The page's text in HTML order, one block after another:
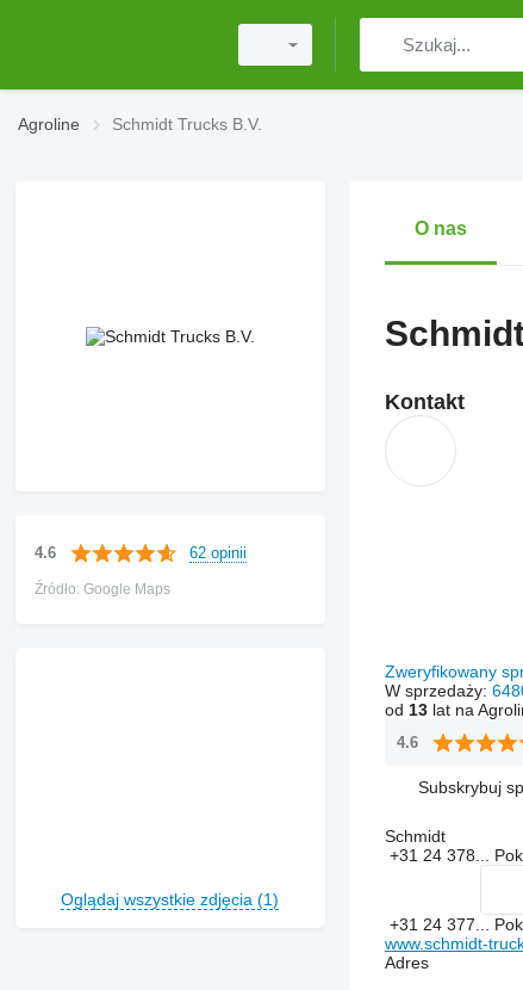
Agroline Schmidt Trucks B.V.
4.6 62 opinii
Źródło: Google Maps
Oglądaj wszystkie zdjęcia (1)
O nas
Kontakt
Zweryfikowany
W sprzedaży:
od 13lat na
4.6
Subskrybuj
Schmidt
+31 24 378...
+31 24 377...
www.schmidt-
Adres